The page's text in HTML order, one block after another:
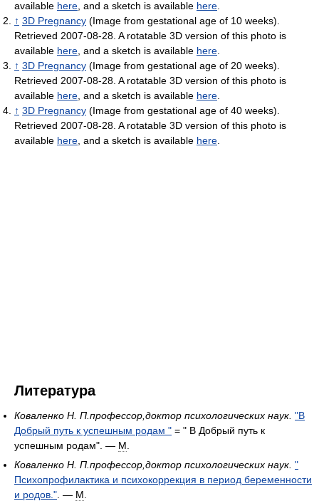
available here , and a sketch is available here
↑ 3D Pregnancy (Image from gestational age of 10 weeks).
Retrieved 2007-08-28. A rotatable 3D version of this photo is
available here , and a sketch is available here
↑ 3D Pregnancy (Image from gestational age of 20 weeks).
Retrieved 2007-08-28. A rotatable 3D version of this photo is
available here , and a sketch is available here
↑ 3D Pregnancy (Image from gestational age of 40 weeks).
Retrieved 2007-08-28. A rotatable 3D version of this photo is
available here , and a sketch is available here
Литература
Коваленко Н. П.профессор,доктор психологических наук. "В
Добрый путь к успешным родам " = " В Добрый путь к
успешным родам". — М
Коваленко Н. П.профессор,доктор психологических наук. "
Психопрофилактика и психокоррекция в период беременности
и родов." . — М